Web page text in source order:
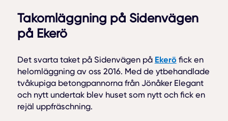
Takomläggning på Sidenvägen
på Ekerö
Det svarta taket på Sidenvägen på Ekeröfick en
helomläggning av oss 2016. Med de ytbehandlade
tvåkupiga betongpannorna från Jönåker Elegant
och nytt undertak blev huset som nytt och fick en
rejäl uppfräschning.